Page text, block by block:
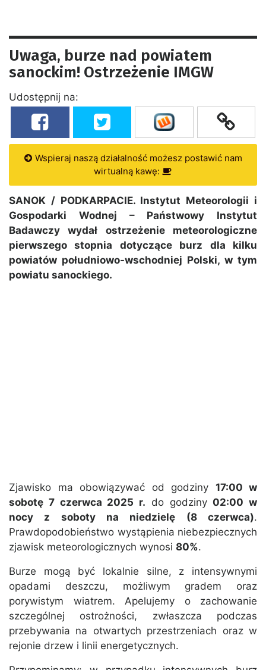
Uwaga, burze nad powiatem
sanockim! Ostrzeżenie IMGW
Udostępnij na:
Wspieraj naszą działalność możesz postawić nam
wirtualną kawę:
SANOK / PODKARPACIE. Instytut Meteorologii i
Gospodarki Wodnej – Państwowy Instytut
Badawczy wydał ostrzeżenie meteorologiczne
pierwszego stopnia dotyczące burz dla kilku
powiatów południowo-wschodniej Polski, w tym
powiatu sanockiego.
Zjawisko ma obowiązywać od godziny 17:00 w
sobotę 7 czerwca 2025 r. do godziny02:00 w
nocy z soboty na niedzielę (8 czerwca).
Prawdopodobieństwo wystąpienia niebezpiecznych
zjawisk meteorologicznych wynosi 80%.
Burze mogą być lokalnie silne, z intensywnymi
opadami deszczu, możliwym gradem oraz
porywistym wiatrem. Apelujemy o zachowanie
szczególnej ostrożności, zwłaszcza podczas
przebywania na otwartych przestrzeniach oraz w
rejonie drzew i linii energetycznych.